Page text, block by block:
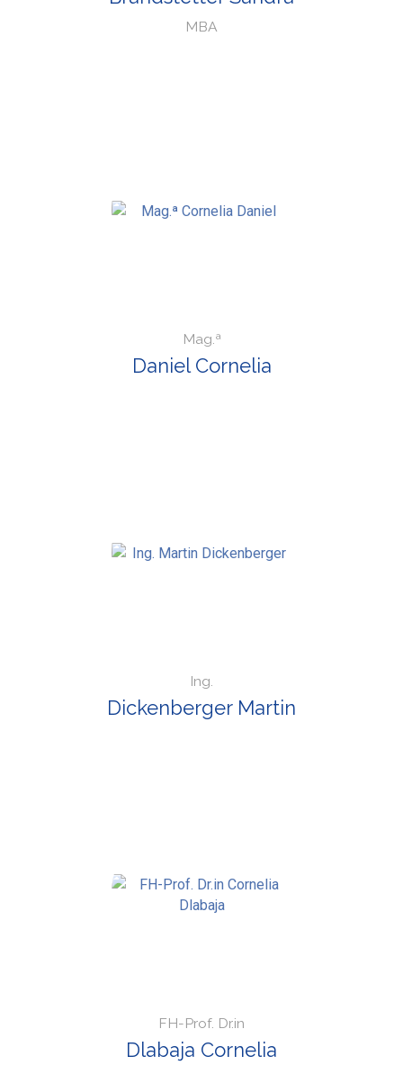
MBA
Mag.ª
Daniel Cornelia
Ing.
Dickenberger Martin
FH-Prof. Dr.in
Dlabaja Cornelia